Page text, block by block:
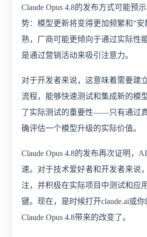
Claude Opus 4.8的发布方式可能预
势：模型更新将变得更加频繁和"
熟，厂商可能更倾向于通过实际性
是通过营销活动来吸引注意力。
对于开发者来说，这意味着需要建
流程，能够快速测试和集成新的模
了实际测试的重要性——只有通过
确评估一个模型升级的实际价值。
Claude Opus 4.8的发布再次证明，
速。对于技术爱好者和开发者来说
注，并积极在实际项目中测试和应
键。现在，是时候打开claude.ai或
Claude Opus 4.8带来的改变了。